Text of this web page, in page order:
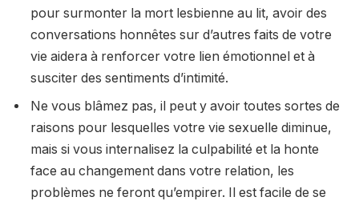
pour surmonter la mort lesbienne au lit, avoir des
conversations honnêtes sur d’autres faits de votre
vie aidera à renforcer votre lien émotionnel et à
susciter des sentiments d’intimité.
Ne vous blâmez pas, il peut y avoir toutes sortes de
raisons pour lesquelles votre vie sexuelle diminue,
mais si vous internalisez la culpabilité et la honte
face au changement dans votre relation, les
problèmes ne feront qu’empirer. Il est facile de se